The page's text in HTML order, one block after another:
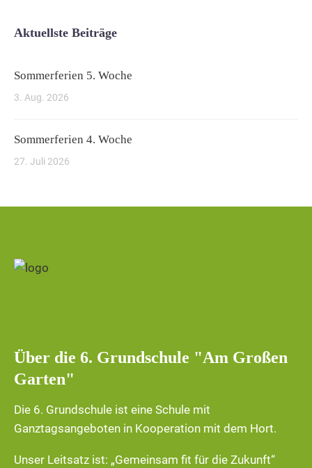
Aktuellste Beiträge
Sommerferien 5. Woche
3. Aug. 2026
Sommerferien 4. Woche
27. Juli 2026
Über die 6. Grundschule "Am Großen
Garten"
Die 6. Grundschule ist eine Schule mit
Ganztagsangeboten in Kooperation mit dem Hort.
Unser Leitsatz ist: „Gemeinsam fit für die Zukunft“